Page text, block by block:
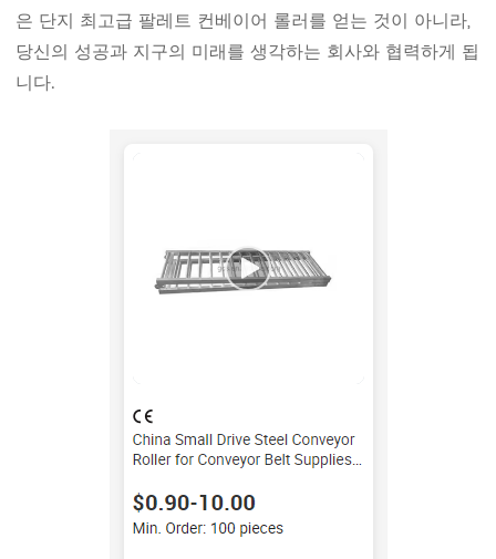
은 단지 최고급 팔레트 컨베이어 롤러를 얻는 것이 아니라,
당신의 성공과 지구의 미래를 생각하는 회사와 협력하게 됩
니다.